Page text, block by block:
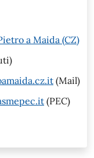
a Maida (CZ)
(Mail)
(PEC)